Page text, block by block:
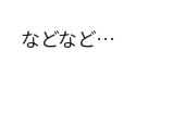
などなど…